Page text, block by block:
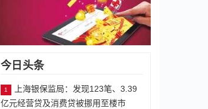
今日头条
1
上海银保监局：发现123笔、3.39
亿元经营贷及消费贷被挪用至楼市